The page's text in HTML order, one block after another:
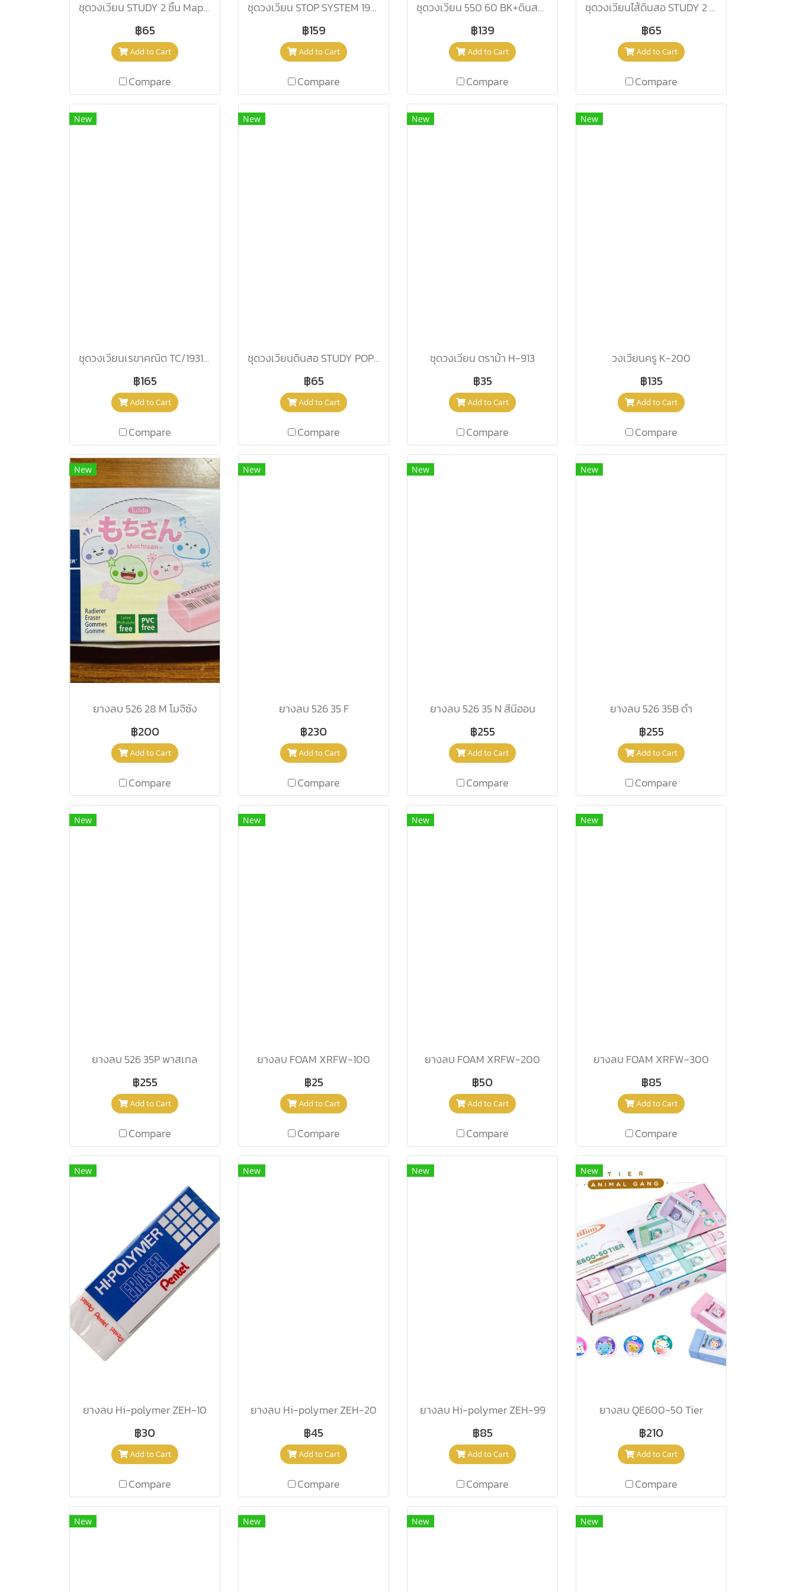
ชุดวงเวียน STUDY 2 ชิ้น Maped Cp/119430
฿65
Add to Cart
Compare
ชุดวงเวียน STOP SYSTEM 196100
฿159
Add to Cart
Compare
ชุดวงเวียน 550 60 BK+ดินสอกด
฿139
Add to Cart
Compare
ชุดวงเวียนไส้ดินสอ STUDY 2 ชิ้น Maped Cp/119450
฿65
Add to Cart
Compare
New
ชุดวงเวียนเรขาคณิต TC/193115
฿165
Add to Cart
Compare
New
ชุดวงเวียนดินสอ STUDY POP CP194102
฿65
Add to Cart
Compare
New
ชุดวงเวียน ตราม้า H-913
฿35
Add to Cart
Compare
New
วงเวียนครู K-200
฿135
Add to Cart
Compare
New
ยางลบ 526 28 M โมจิซัง
฿200
Add to Cart
Compare
New
ยางลบ 526 35 F
฿230
Add to Cart
Compare
New
ยางลบ 526 35 N สีนีออน
฿255
Add to Cart
Compare
New
ยางลบ 526 35B ดำ
฿255
Add to Cart
Compare
New
ยางลบ 526 35P พาสเทล
฿255
Add to Cart
Compare
New
ยางลบ FOAM XRFW-100
฿25
Add to Cart
Compare
New
ยางลบ FOAM XRFW-200
฿50
Add to Cart
Compare
New
ยางลบ FOAM XRFW-300
฿85
Add to Cart
Compare
New
ยางลบ Hi-polymer ZEH-10
฿30
Add to Cart
Compare
New
ยางลบ Hi-polymer ZEH-20
฿45
Add to Cart
Compare
New
ยางลบ Hi-polymer ZEH-99
฿85
Add to Cart
Compare
New
ยางลบ QE600-50 Tier
฿210
Add to Cart
Compare
New New New New